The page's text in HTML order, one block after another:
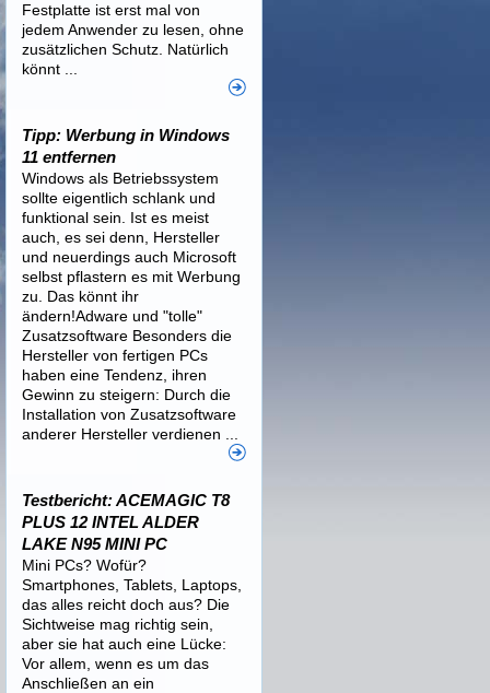
Festplatte ist erst mal von
jedem Anwender zu lesen, ohne
zusätzlichen Schutz. Natürlich
könnt ...
Tipp: Werbung in Windows
11 entfernen
Windows als Betriebssystem
sollte eigentlich schlank und
funktional sein. Ist es meist
auch, es sei denn, Hersteller
und neuerdings auch Microsoft
selbst pflastern es mit Werbung
zu. Das könnt ihr
ändern!Adware und "tolle"
Zusatzsoftware Besonders die
Hersteller von fertigen PCs
haben eine Tendenz, ihren
Gewinn zu steigern: Durch die
Installation von Zusatzsoftware
anderer Hersteller verdienen ...
Testbericht: ACEMAGIC T8
PLUS 12 INTEL ALDER
LAKE N95 MINI PC
Mini PCs? Wofür?
Smartphones, Tablets, Laptops,
das alles reicht doch aus? Die
Sichtweise mag richtig sein,
aber sie hat auch eine Lücke:
Vor allem, wenn es um das
Anschließen an ein